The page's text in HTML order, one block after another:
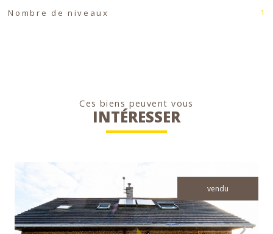
Nombre de niveaux 1
Ces biens peuvent vous
INTÉRESSER
vendu